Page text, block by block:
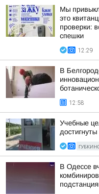
Мы
это
проверки:
спешки
12:29
В
12:58
Учебные
В Одессе